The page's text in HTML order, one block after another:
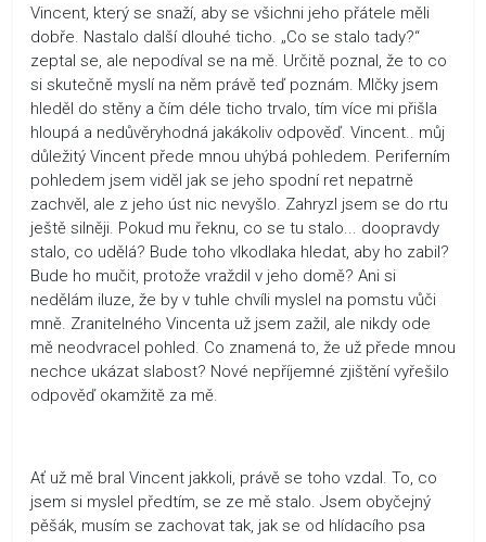
Vincent, který se snaží, aby se všichni jeho přátele měli
dobře. Nastalo další dlouhé ticho. „Co se stalo tady?“
zeptal se, ale nepodíval se na mě. Určitě poznal, že to co
si skutečně myslí na něm právě teď poznám. Mlčky jsem
hleděl do stěny a čím déle ticho trvalo, tím více mi přišla
hloupá a nedůvěryhodná jakákoliv odpověď. Vincent.. můj
důležitý Vincent přede mnou uhýbá pohledem. Periferním
pohledem jsem viděl jak se jeho spodní ret nepatrně
zachvěl, ale z jeho úst nic nevyšlo. Zahryzl jsem se do rtu
ještě silněji. Pokud mu řeknu, co se tu stalo... doopravdy
stalo, co udělá? Bude toho vlkodlaka hledat, aby ho zabil?
Bude ho mučit, protože vraždil v jeho domě? Ani si
nedělám iluze, že by v tuhle chvíli myslel na pomstu vůči
mně. Zranitelného Vincenta už jsem zažil, ale nikdy ode
mě neodvracel pohled. Co znamená to, že už přede mnou
nechce ukázat slabost? Nové nepříjemné zjištění vyřešilo
odpověď okamžitě za mě.
Ať už mě bral Vincent jakkoli, právě se toho vzdal. To, co
jsem si myslel předtím, se ze mě stalo. Jsem obyčejný
pěšák, musím se zachovat tak, jak se od hlídacího psa